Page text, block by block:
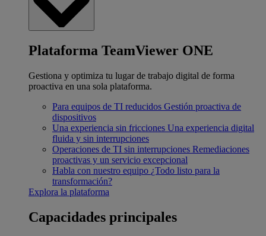
Plataforma TeamViewer ONE
Gestiona y optimiza tu lugar de trabajo digital de forma
proactiva en una sola plataforma.
Para equipos de TI reducidos Gestión proactiva de
dispositivos
Una experiencia sin fricciones Una experiencia digital
fluida y sin interrupciones
Operaciones de TI sin interrupciones Remediaciones
proactivas y un servicio excepcional
Habla con nuestro equipo ¿Todo listo para la
transformación?
Explora la plataforma
Capacidades principales